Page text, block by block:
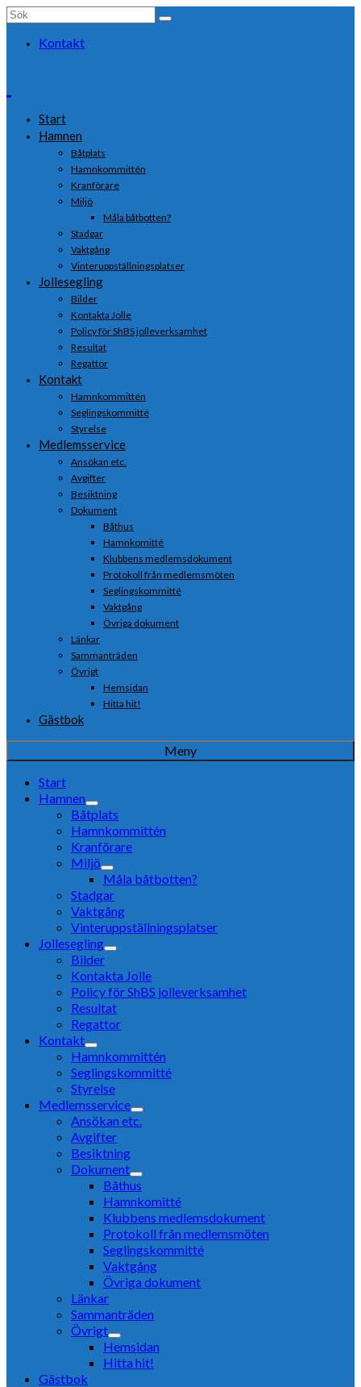
Search
Kontakt
Start
Hamnen
Båtplats
Hamnkommittén
Kranförare
Miljö
Måla båtbotten?
Stadgar
Vaktgång
Vinteruppställningsplatser
Jollesegling
Bilder
Kontakta Jolle
Policy för ShBS jolleverksamhet
Resultat
Regattor
Kontakt
Hamnkommittén
Seglingskommitté
Styrelse
Medlemsservice
Ansökan etc.
Avgifter
Besiktning
Dokument
Båthus
Hamnkomitté
Klubbens medlemsdokument
Protokoll från medlemsmöten
Seglingskommitté
Vaktgång
Övriga dokument
Länkar
Sammanträden
Övrigt
Hemsidan
Hitta hit!
Gästbok
Meny
Start
Hamnen
Båtplats
Hamnkommittén
Kranförare
Miljö
Måla båtbotten?
Stadgar
Vaktgång
Vinteruppställningsplatser
Jollesegling
Bilder
Kontakta Jolle
Policy för ShBS jolleverksamhet
Resultat
Regattor
Kontakt
Hamnkommittén
Seglingskommitté
Styrelse
Medlemsservice
Ansökan etc.
Avgifter
Besiktning
Dokument
Båthus
Hamnkomitté
Klubbens medlemsdokument
Protokoll från medlemsmöten
Seglingskommitté
Vaktgång
Övriga dokument
Länkar
Sammanträden
Övrigt
Hemsidan
Hitta hit!
Gästbok